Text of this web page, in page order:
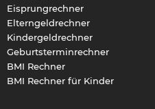
Eisprungrechner
Elterngeldrechner
Kindergeldrechner
Geburtsterminrechner
BMI Rechner
BMI Rechner für Kinder